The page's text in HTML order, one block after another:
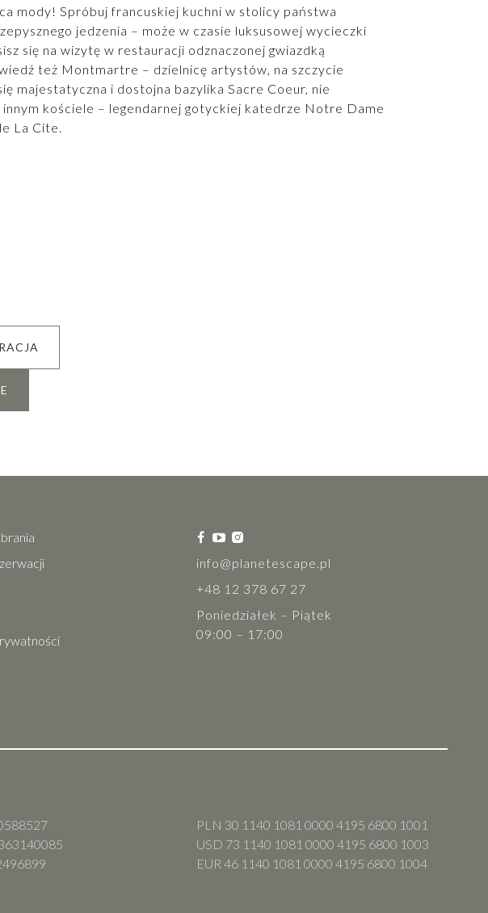
mody! Spróbuj francuskiej kuchni w stolicy państwa
jedzenia – może w czasie luksusowej wycieczki
się na wizytę w restauracji odznaczonej gwiazdką
też Montmartre – dzielnicę artystów, na szczycie
majestatyczna i dostojna bazylika Sacre Coeur, nie
innym kościele – legendarnej gotyckiej katedrze Notre Dame
La Cite.
info@planetescape.pl
+48 12 378 67 27
Poniedziałek – Piątek
09:00 – 17:00
PLN 30 1140 1081 0000 4195 6800 1001
USD 73 1140 1081 0000 4195 6800 1003
EUR 46 1140 1081 0000 4195 6800 1004